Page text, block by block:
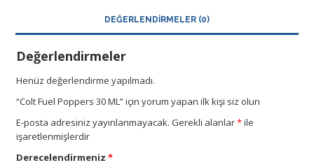
DEĞERLENDIRMELER (0)
Değerlendirmeler
Henüz değerlendirme yapılmadı.
“Colt Fuel Poppers 30 ML” için yorum yapan ilk kişi siz olun
E-posta adresiniz yayınlanmayacak. Gerekli alanlar*ile
işaretlenmişlerdir
Derecelendirmeniz *